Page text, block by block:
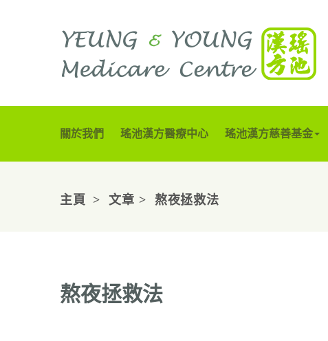
關於我們 瑤池漢方醫療中心 瑤池漢方慈善基金
主頁 文章 熬夜拯救法
熬夜拯救法